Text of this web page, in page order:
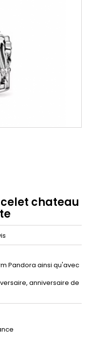
chateau
Pandora ainsi qu'avec
anniversaire de